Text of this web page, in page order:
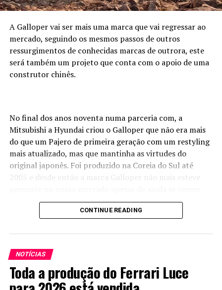
A Galloper vai ser mais uma marca que vai regressar ao
mercado, seguindo os mesmos passos de outros
ressurgimentos de conhecidas marcas de outrora, este
será também um projeto que conta com o apoio de uma
construtor chinês.
No final dos anos noventa numa parceria com, a
Mitsubishi a Hyundai criou o Galloper que não era mais
do que um Pajero de primeira geração com um restyling
mais atualizado, mas que mantinha as virtudes do
original japonês. Foi produzido na Coreia do Sul até
2005 e desde então a marca Galloper não mais esteve
muitos Galloper nas nossas estradas, sejam de asfalto ou
Agora a
marca vai
voltar, fruto
de uma nova
parceria,
CONTINUE READING
NOTÍCIAS
Toda a produção do Ferrari Luce